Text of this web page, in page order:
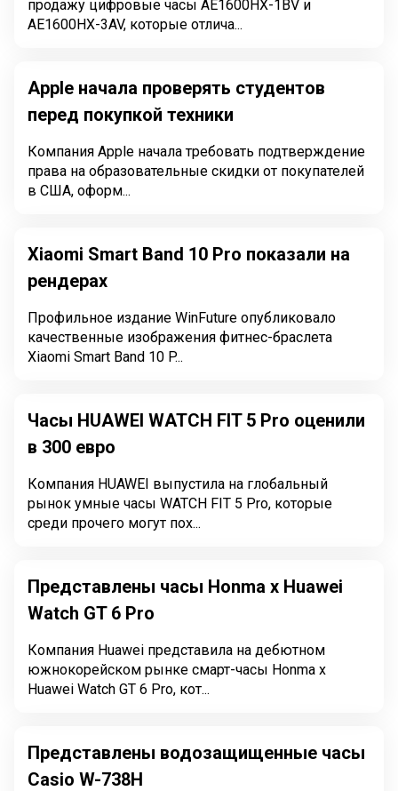
продажу цифровые часы AE1600HX-1BV и
AE1600HX-3AV, которые отлича...
Apple начала проверять студентов
перед покупкой техники
Компания Apple начала требовать подтверждение
права на образовательные скидки от покупателей
в США, оформ...
Xiaomi Smart Band 10 Pro показали на
рендерах
Профильное издание WinFuture опубликовало
качественные изображения фитнес-браслета
Xiaomi Smart Band 10 P...
Часы HUAWEI WATCH FIT 5 Pro оценили
в 300 евро
Компания HUAWEI выпустила на глобальный
рынок умные часы WATCH FIT 5 Pro, которые
среди прочего могут пох...
Представлены часы Honma x Huawei
Watch GT 6 Pro
Компания Huawei представила на дебютном
южнокорейском рынке смарт-часы Honma x
Huawei Watch GT 6 Pro, кот...
Представлены водозащищенные часы
Casio W-738H